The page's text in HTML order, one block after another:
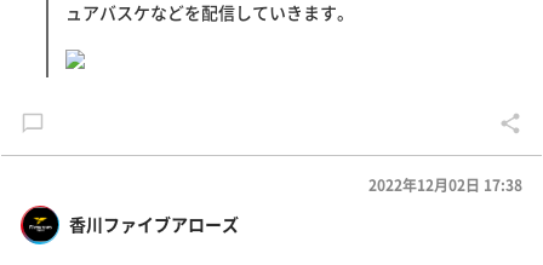
ュアバスケなどを配信していきます。
香川ファイブアローズ
2022年12月02日 17:38